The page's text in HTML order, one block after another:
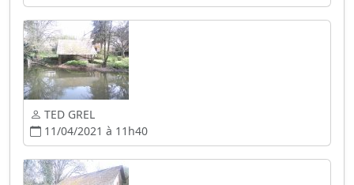
TED GREL
11/04/2021 à 11h40